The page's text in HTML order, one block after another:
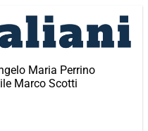
Maria Perrino
Marco Scotti